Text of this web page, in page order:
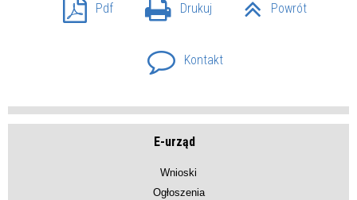
Pdf Drukuj Powrót
Kontakt
E-urząd
Wnioski
Ogłoszenia